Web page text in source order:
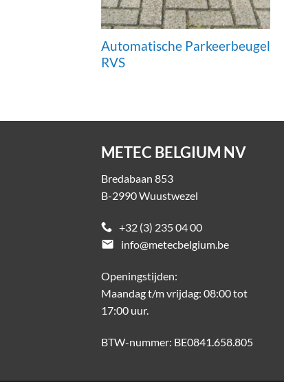
Automatische Parkeerbeugel
RVS
METEC BELGIUM NV
Bredabaan 853
B-2990 Wuustwezel
+32 (3) 235 04 00
email
info@metecbelgium.be
Openingstijden:
Maandag t/m vrijdag: 08:00 tot
17:00 uur.
BTW-nummer: BE0841.658.805